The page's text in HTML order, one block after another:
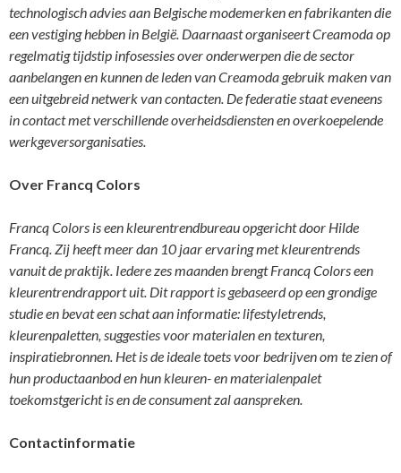
technologisch advies aan Belgische modemerken en fabrikanten die
een vestiging hebben in België. Daarnaast organiseert Creamoda op
regelmatig tijdstip infosessies over onderwerpen die de sector
aanbelangen en kunnen de leden van Creamoda gebruik maken van
een uitgebreid netwerk van contacten. De federatie staat eveneens
in contact met verschillende overheidsdiensten en overkoepelende
werkgeversorganisaties.
Over Francq Colors
Francq Colors is een kleurentrendbureau opgericht door Hilde
Francq. Zij heeft meer dan 10 jaar ervaring met kleurentrends
vanuit de praktijk. Iedere zes maanden brengt Francq Colors een
kleurentrendrapport uit. Dit rapport is gebaseerd op een grondige
studie en bevat een schat aan informatie: lifestyletrends,
kleurenpaletten, suggesties voor materialen en texturen,
inspiratiebronnen. Het is de ideale toets voor bedrijven om te zien of
hun productaanbod en hun kleuren- en materialenpalet
toekomstgericht is en de consument zal aanspreken.
Contactinformatie